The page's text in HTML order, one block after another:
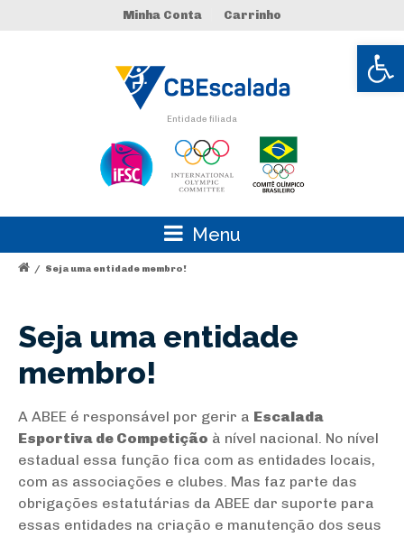
Abrir
Minha Conta Carrinho
Entidade filiada
Menu
/ Seja uma entidade membro!
Seja uma entidade
membro!
A ABEE é responsável por gerir a Escalada
Esportiva de Competição à nível nacional. No nível
estadual essa função fica com as entidades locais,
com as associações e clubes. Mas faz parte das
obrigações estatutárias da ABEE dar suporte para
essas entidades na criação e manutenção dos seus